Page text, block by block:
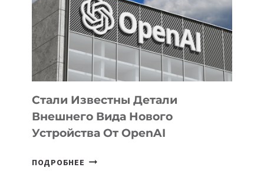
ПО
РАЗВИТИЮ
ЭКОСИСТЕМЫ
ИСКУССТВЕННОГО
ИНТЕЛЛЕКТА
Стали Известны Детали
Внешнего Вида Нового
Устройства От OpenAI
ПОДРОБНЕЕ СТАЛИ